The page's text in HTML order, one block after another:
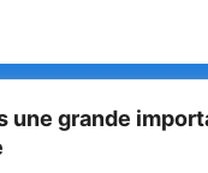
une grande
Libre